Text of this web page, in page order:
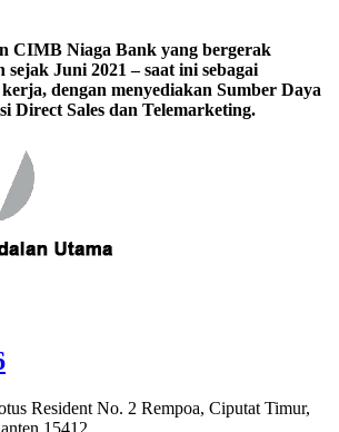
CIMB Niaga Bank yang bergerak
Juni 2021 – saat ini sebagai
dengan menyediakan Sumber Daya
Direct Sales dan Telemarketing.
Resident No. 2 Rempoa, Ciputat Timur,
15412